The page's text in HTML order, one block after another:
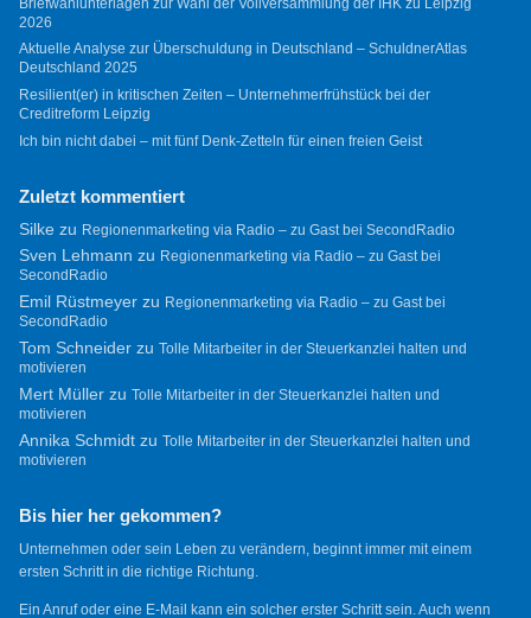
2026
Aktuelle Analyse zur Überschuldung in Deutschland – SchuldnerAtlas
Deutschland 2025
Resilient(er) in kritischen Zeiten – Unternehmerfrühstück bei der
Creditreform Leipzig
Ich bin nicht dabei – mit fünf Denk-Zetteln für einen freien Geist
Zuletzt kommentiert
Silkezu Regionenmarketing via Radio – zu Gast bei SecondRadio
Sven Lehmann zu Regionenmarketing via Radio – zu Gast bei
SecondRadio
Emil Rüstmeyerzu Regionenmarketing via Radio – zu Gast bei
SecondRadio
Tom Schneiderzu Tolle Mitarbeiter in der Steuerkanzlei halten und
motivieren
Mert Müllerzu Tolle Mitarbeiter in der Steuerkanzlei halten und
motivieren
Annika Schmidtzu Tolle Mitarbeiter in der Steuerkanzlei halten und
motivieren
Bis hier her gekommen?
Unternehmen oder sein Leben zu verändern, beginnt immer mit einem
ersten Schritt in die richtige Richtung.
Ein Anruf oder eine E-Mail kann ein solcher erster Schritt sein. Auch wenn